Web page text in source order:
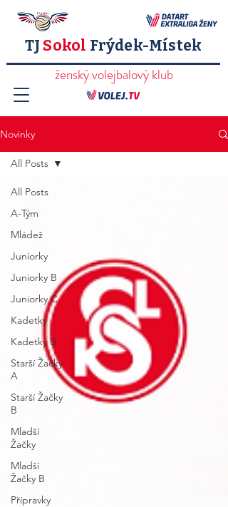
TJ Sokol Frýdek-Místek
ženský volejbalový klub
Novinky
All Posts
A-Tým
Mládež
Juniorky
Juniorky B
Juniorky C
Kadetky
Kadetky B
Starší Žačky
A
Starší Žačky
B
Mladší
Žačky
Mladší
Žačky B
Přípravky
All Posts